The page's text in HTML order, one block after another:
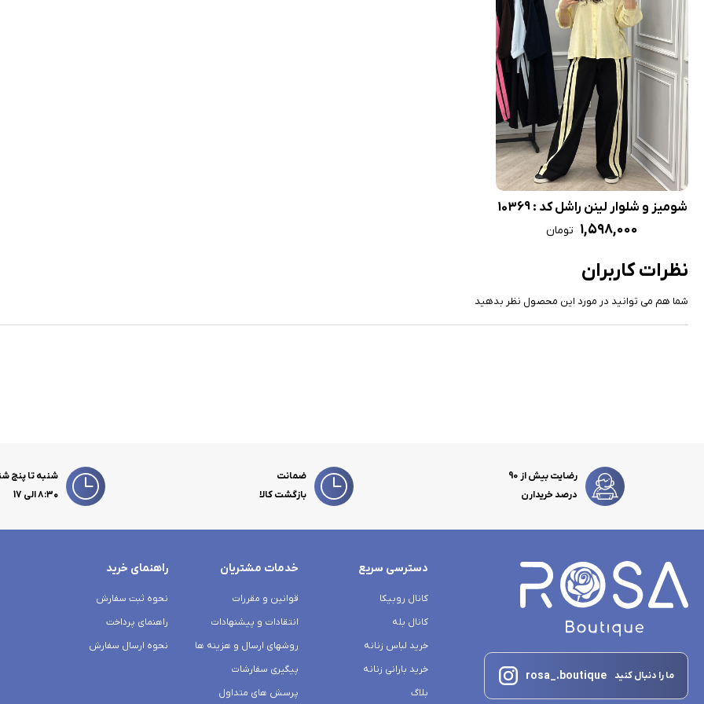
شومیز و شلوار لینن راشل کد : 10369
۱,۵۹۸,۰۰۰ تومان
نظرات کاربران
شما هم می توانید در مورد این محصول نظر بدهید
رضایت بیش از 90
درصد خریدارن
ضمانت
بازگشت کالا
شنبه تا پنج
۸:۳۰ الی 17
ما را دنبال کنید rosa_.boutique
دسترسی سریع
کانال روبیکا
کانال بله
خرید لباس زنانه
خرید بارانی زنانه
بلاگ
خدمات مشتریان
قوانین و مقررات
انتقادات و پیشنهادات
روشهای ارسال و هزینه ها
پیگیری سفارشات
پرسش های متداول
راهنمای خرید
نحوه ثبت سفارش
راهنمای پرداخت
نحوه ارسال سفارش